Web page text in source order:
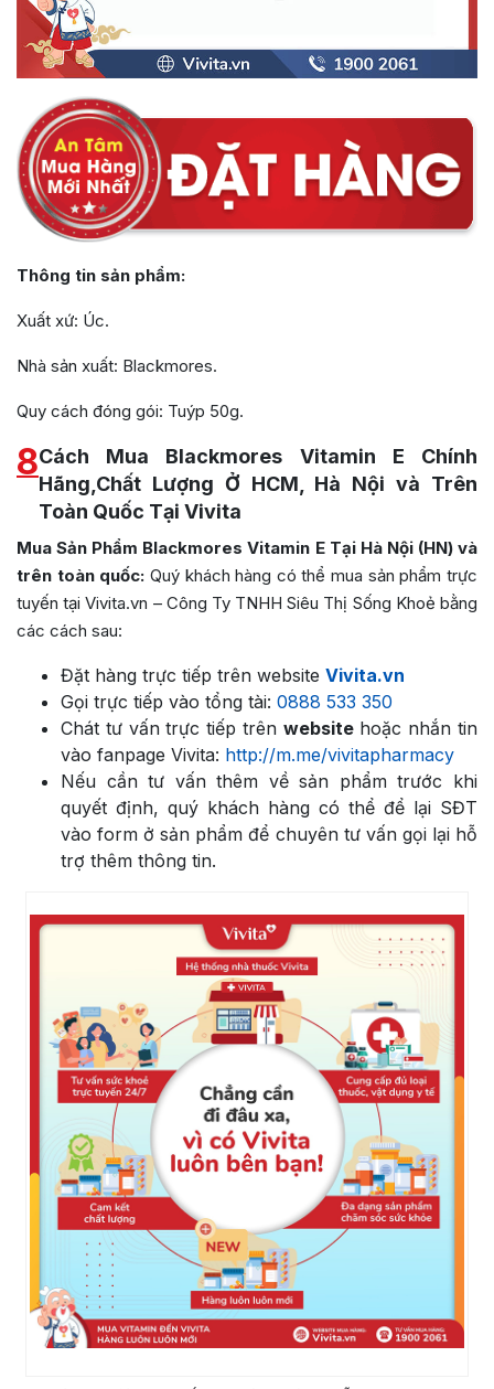
Thông tin sản phẩm:
Xuất xứ: Úc.
Nhà sản xuất: Blackmores.
Quy cách đóng gói: Tuýp 50g.
8Cách Mua Blackmores Vitamin E Chính
Hãng,Chất Lượng Ở HCM, Hà Nội và Trên
Toàn Quốc Tại Vivita
Mua Sản Phẩm Blackmores Vitamin E Tại Hà Nội (HN) và
trên toàn quốc: Quý khách hàng có thể mua sản phẩm trực
tuyến tại Vivita.vn – Công Ty TNHH Siêu Thị Sống Khoẻ bằng
các cách sau:
Đặt hàng trực tiếp trên website Vivita.vn
Gọi trực tiếp vào tổng tài: 0888 533 350
Chát tư vấn trực tiếp trên websitehoặc nhắn tin
vào fanpage Vivita: http://m.me/vivitapharmacy
Nếu cần tư vấn thêm về sản phẩm trước khi
quyết định, quý khách hàng có thể để lại SĐT
vào form ở sản phẩm để chuyên tư vấn gọi lại hỗ
trợ thêm thông tin.